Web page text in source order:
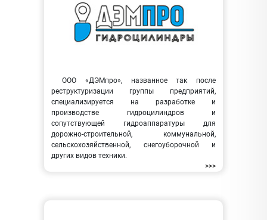
ООО «ДЭМпро», названное так после
реструктуризации группы предприятий,
специализируется на разработке и
производстве гидроцилиндров и
сопутствующей гидроаппаратуры для
дорожно-строительной, коммунальной,
сельскохозяйственной, снегоуборочной и
других видов техники.
>>>